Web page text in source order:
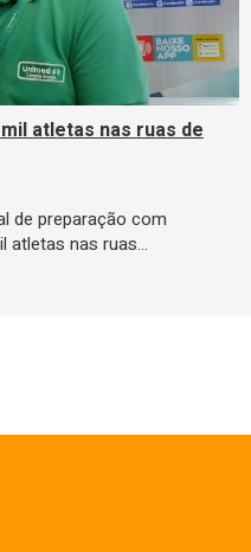
atletas nas ruas de
de preparação com
atletas nas ruas…